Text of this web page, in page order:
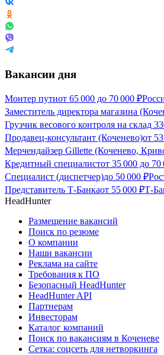
Вакансии дня
Монтер путиот 65 000 до 70 000 ₽
Заместитель директора магазина
Грузчик весового контроля на склад
Продавец-консультант (Коченево)от
Мерчендайзер Gillette (Коченево,
Кредитный специалистот 35 000 до 70
Специалист (диспетчер)до 50 000 ₽
Представитель Т-Банкаот 55 000 ₽Т-
HeadHunter
Размещение вакансий
Поиск по резюме
О компании
Наши вакансии
Реклама на сайте
Требования к ПО
Безопасный HeadHunter
HeadHunter API
Партнерам
Инвесторам
Каталог компаний
Поиск по вакансиям в Коченеве
Сетка: соцсеть для нетворкинга